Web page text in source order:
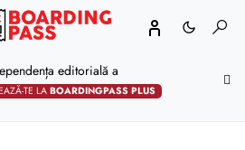
editorială a
TE LABOARDINGPASS PLUS